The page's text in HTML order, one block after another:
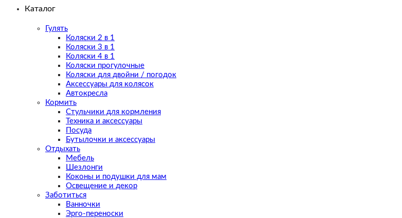
Каталог
Гулять
Коляски 2 в 1
Коляски 3 в 1
Коляски 4 в 1
Коляски прогулочные
Коляски для двойни / погодок
Аксессуары для колясок
Автокресла
Кормить
Стульчики для кормления
Техника и аксессуары
Посуда
Бутылочки и аксессуары
Отдыхать
Мебель
Шезлонги
Коконы и подушки для мам
Освещение и декор
Заботиться
Ванночки
Эрго-переноски